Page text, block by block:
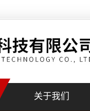
关于我们